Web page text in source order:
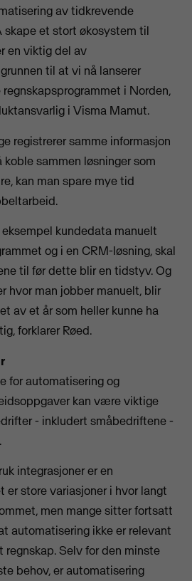
av tidkrevende
skape et stort økosystem til
en viktig del av
til at vi nå lanserer
i Norden,
i Visma Mamut.
registrerer samme informasjon
koble sammen løsninger som
kan man spare mye tid
kundedata manuelt
og i en CRM-løsning, skal
til før dette blir en tidstyv. Og
hvor man jobber manuelt, blir
av et år som heller kunne ha
forklarer Røed.
for automatisering og
kan være viktige
- inkludert småbedriftene -
integrasjoner er en
er store variasjoner i hvor langt
men mange sitter fortsatt
automatisering ikke er relevant
regnskap. Selv for den minste
behov, er automatisering